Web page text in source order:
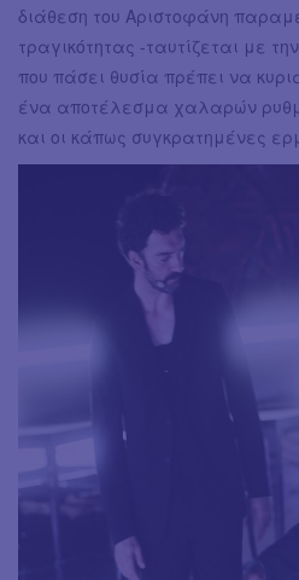
διάθεση του Αριστοφάνη
τραγικότητας -ταυτίζεται με
που πάσει θυσία πρέπει να
ένα αποτέλεσμα χαλαρών
και οι κάπως συγκρατημένες